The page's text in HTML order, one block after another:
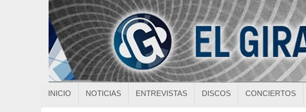
INICIO NOTICIAS ENTREVISTAS DISCOS CONCIERTOS